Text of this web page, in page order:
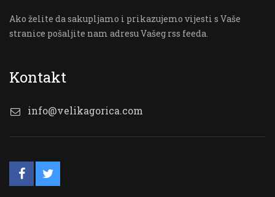
Ako želite da sakupljamo i prikazujemo vijesti s Vaše
stranice pošaljite nam adresu Vašeg rss feeda.
Kontakt
info@velikagorica.com